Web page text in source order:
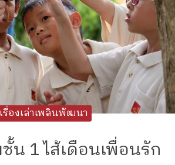
เรื่องเล่าเพลินพัฒนา
น 1 ไส้เดือนเพื่อนรัก